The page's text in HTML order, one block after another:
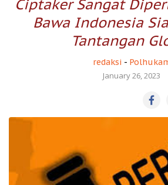
Ciptaker Sangat
Bawa Indonesia
Tantangan
redaksi -
January 26, 2023